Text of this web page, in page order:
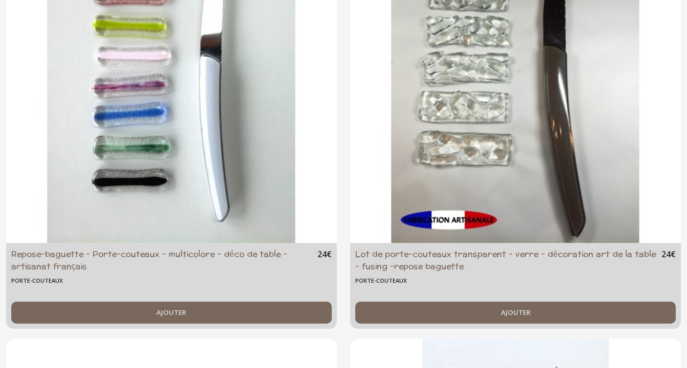
Repose-baguette - Porte-couteaux - multicolore - déco de table -
artisanat français
24€
PORTE-COUTEAUX
AJOUTER
Lot de porte-couteaux transparent - verre - décoration art de la table
- fusing -repose baguette
24€
PORTE-COUTEAUX
AJOUTER